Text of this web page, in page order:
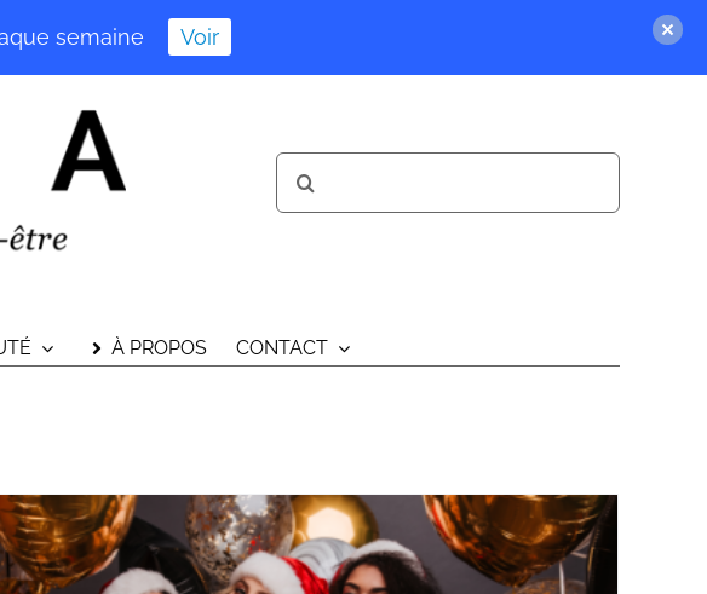
À PROPOS CONTACT
semaine Voir